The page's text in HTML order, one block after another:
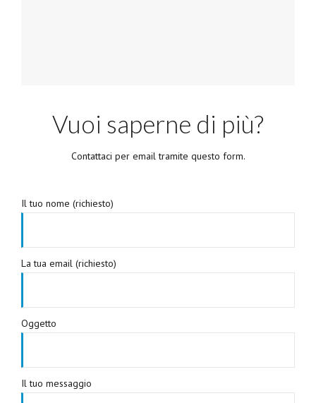
Vuoi saperne di più?
Contattaci per email tramite questo form.
Il tuo nome (richiesto)
La tua email (richiesto)
Oggetto
Il tuo messaggio